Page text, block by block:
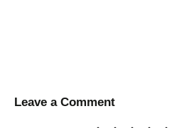
Leave a Comment